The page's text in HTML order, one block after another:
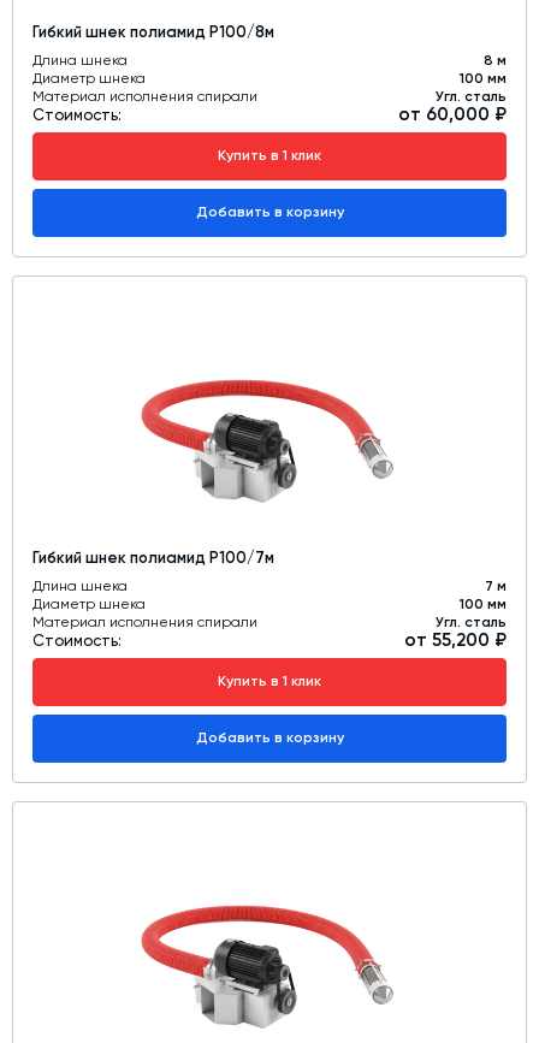
Гибкий шнек полиамид Р100/8м
Длина шнека
8 м
Диаметр шнека
100 мм
Материал исполнения спирали
Угл. сталь
Стоимость: от 60,000 ₽
Купить в 1 клик
Добавить в корзину
Гибкий шнек полиамид Р100/7м
Длина шнека
7 м
Диаметр шнека
100 мм
Материал исполнения спирали
Угл. сталь
Стоимость: от 55,200 ₽
Купить в 1 клик
Добавить в корзину